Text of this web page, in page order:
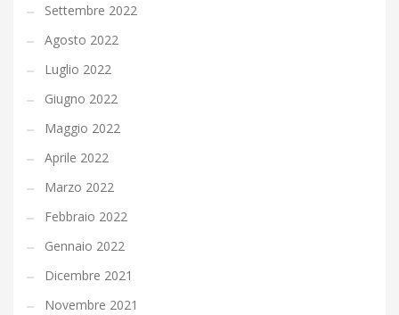
Settembre 2022
Agosto 2022
Luglio 2022
Giugno 2022
Maggio 2022
Aprile 2022
Marzo 2022
Febbraio 2022
Gennaio 2022
Dicembre 2021
Novembre 2021